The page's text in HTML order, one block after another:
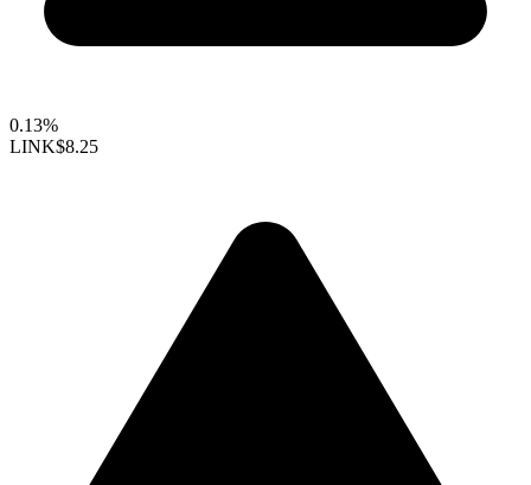
0.13%
LINK$8.25